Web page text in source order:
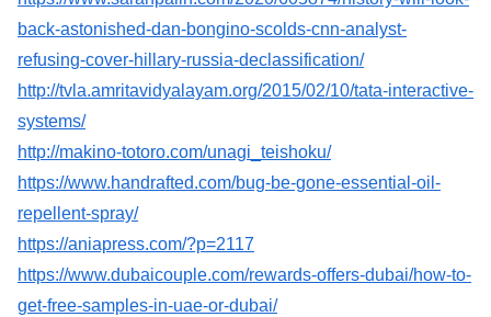
back-astonished-dan-bongino-scolds-cnn-analyst-
refusing-cover-hillary-russia-declassification/
http://tvla.amritavidyalayam.org/2015/02/10/tata-interactive-
systems/
http://makino-totoro.com/unagi_teishoku/
https://www.handrafted.com/bug-be-gone-essential-oil-
repellent-spray/
https://aniapress.com/?p=2117
https://www.dubaicouple.com/rewards-offers-dubai/how-to-
get-free-samples-in-uae-or-dubai/